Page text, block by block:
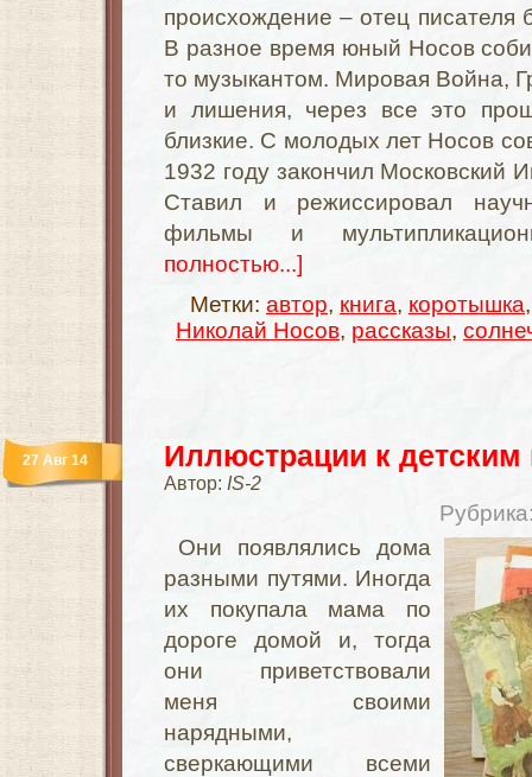
происхождение – отец писателя
В разное время юный Носов
то музыкантом. Мировая Война,
и лишения, через все это
близкие. С молодых лет Носов
1932 году закончил Московский
Ставил и режиссировал
фильмы и
полностью...]
Метки: автор, книга, коротышка
Николай Носов, рассказы,
Иллюстрации к детским
Автор: IS-2
27 Авг 14
Они появлялись дома
разными путями. Иногда
их покупала мама по
дороге домой и, тогда
они приветствовали
меня своими
нарядными,
сверкающими всеми